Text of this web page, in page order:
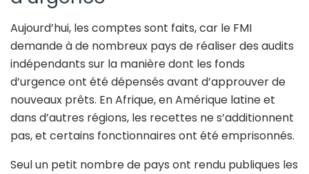
Aujourd’hui, les comptes sont faits, car le FMI
demande à de nombreux pays de réaliser des audits
indépendants sur la manière dont les fonds
d’urgence ont été dépensés avant d’approuver de
nouveaux prêts. En Afrique, en Amérique latine et
dans d’autres régions, les recettes ne s’additionnent
pas, et certains fonctionnaires ont été emprisonnés.
Seul un petit nombre de pays ont rendu publiques les